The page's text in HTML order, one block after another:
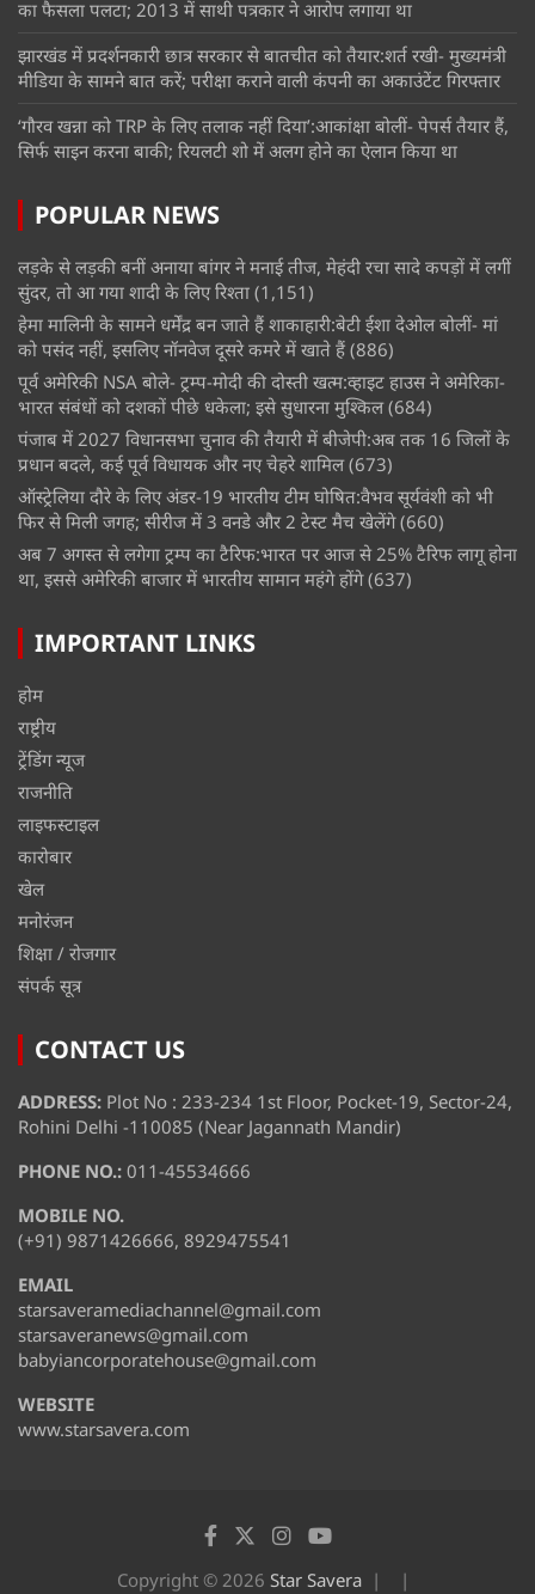
का फैसला पलटा; 2013 में साथी पत्रकार ने आरोप लगाया था
झारखंड में प्रदर्शनकारी छात्र सरकार से बातचीत को तैयार:शर्त रखी- मुख्यमंत्री
मीडिया के सामने बात करें; परीक्षा कराने वाली कंपनी का अकाउंटेंट गिरफ्तार
‘गौरव खन्ना को TRP के लिए तलाक नहीं दिया’:आकांक्षा बोलीं- पेपर्स तैयार हैं,
सिर्फ साइन करना बाकी; रियलटी शो में अलग होने का ऐलान किया था
POPULAR NEWS
लड़के से लड़की बनीं अनाया बांगर ने मनाई तीज, मेहंदी रचा सादे कपड़ों में लगीं
सुंदर, तो आ गया शादी के लिए रिश्ता (1,151)
हेमा मालिनी के सामने धर्मेंद्र बन जाते हैं शाकाहारी:बेटी ईशा देओल बोलीं- मां
को पसंद नहीं, इसलिए नॉनवेज दूसरे कमरे में खाते हैं (886)
पूर्व अमेरिकी NSA बोले- ट्रम्प-मोदी की दोस्ती खत्म:व्हाइट हाउस ने अमेरिका-
भारत संबंधों को दशकों पीछे धकेला; इसे सुधारना मुश्किल (684)
पंजाब में 2027 विधानसभा चुनाव की तैयारी में बीजेपी:अब तक 16 जिलों के
प्रधान बदले, कई पूर्व विधायक और नए चेहरे शामिल (673)
ऑस्ट्रेलिया दौरे के लिए अंडर-19 भारतीय टीम घोषित:वैभव सूर्यवंशी को भी
फिर से मिली जगह; सीरीज में 3 वनडे और 2 टेस्ट मैच खेलेंगे (660)
अब 7 अगस्त से लगेगा ट्रम्प का टैरिफ:भारत पर आज से 25% टैरिफ लागू होना
था, इससे अमेरिकी बाजार में भारतीय सामान महंगे होंगे (637)
IMPORTANT LINKS
होम
राष्ट्रीय
ट्रेंडिंग न्यूज
राजनीति
लाइफस्टाइल
कारोबार
खेल
मनोरंजन
शिक्षा / रोजगार
संपर्क सूत्र
CONTACT US
ADDRESS: Plot No : 233-234 1st Floor, Pocket-19, Sector-24,
Rohini Delhi -110085 (Near Jagannath Mandir)
PHONE NO.: 011-45534666
MOBILE NO.
(+91) 9871426666, 8929475541
EMAIL
starsaveramediachannel@gmail.com
starsaveranews@gmail.com
babyiancorporatehouse@gmail.com
WEBSITE
www.starsavera.com
Copyright © 2026 Star Savera